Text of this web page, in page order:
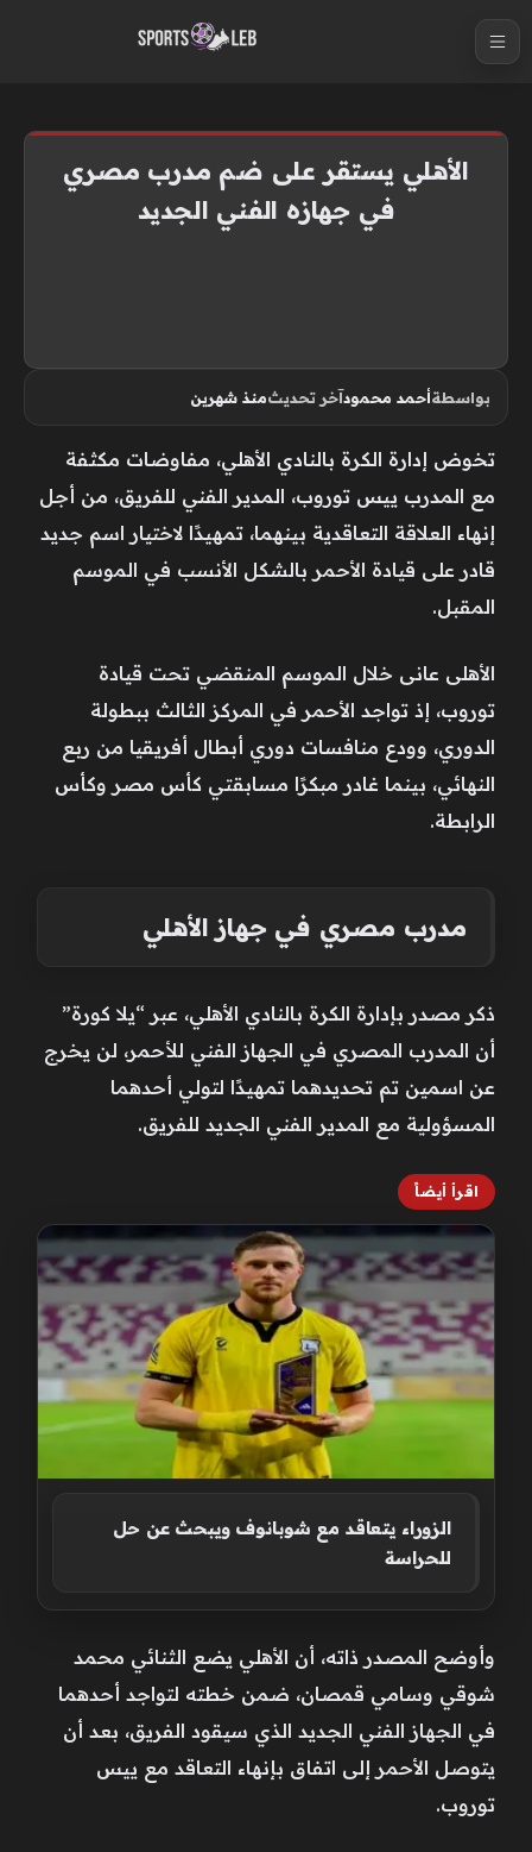
الأهلي يستقر على ضم مدرب مصري
في جهازه الفني الجديد
بواسطةأحمد محمودآخر تحديثمنذ شهرين
تخوض إدارة الكرة بالنادي الأهلي، مفاوضات مكثفة
مع المدرب ييس توروب، المدير الفني للفريق، من أجل
إنهاء العلاقة التعاقدية بينهما، تمهيدًا لاختيار اسم جديد
قادر على قيادة الأحمر بالشكل الأنسب في الموسم
المقبل.
الأهلى عانى خلال الموسم المنقضي تحت قيادة
توروب، إذ تواجد الأحمر في المركز الثالث ببطولة
الدوري، وودع منافسات دوري أبطال أفريقيا من ربع
النهائي، بينما غادر مبكرًا مسابقتي كأس مصر وكأس
الرابطة.
مدرب مصري في جهاز الأهلي
ذكر مصدر بإدارة الكرة بالنادي الأهلي، عبر “يلا كورة”
أن المدرب المصري في الجهاز الفني للأحمر، لن يخرج
عن اسمين تم تحديدهما تمهيدًا لتولي أحدهما
المسؤولية مع المدير الفني الجديد للفريق.
اقرأ أيضاً
الزوراء يتعاقد مع شوبانوف ويبحث عن حل
للحراسة
وأوضح المصدر ذاته، أن الأهلي يضع الثنائي محمد
شوقي وسامي قمصان، ضمن خطته لتواجد أحدهما
في الجهاز الفني الجديد الذي سيقود الفريق، بعد أن
يتوصل الأحمر إلى اتفاق بإنهاء التعاقد مع ييس
توروب.